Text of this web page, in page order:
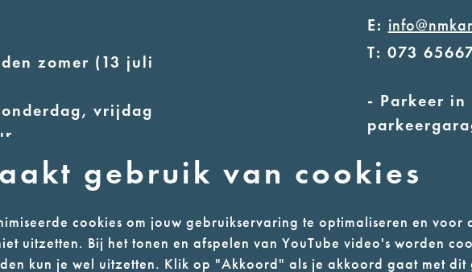
gebruik van cookies
cookies om jouw gebruikservaring te optimaliseren en voor
uitzetten. Bij het tonen en afspelen van YouTube video's worden
kun je wel uitzetten. Klik op "Akkoord" als je akkoord gaat met dit
zomer (13 juli
vrijdag
17.00 uur
uur tot 17.00
E:
T: 073
- Parkeer in
Webwinkel Colofon